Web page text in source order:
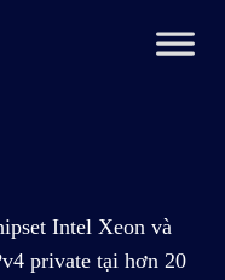
Intel Xeon và
private tại hơn 20